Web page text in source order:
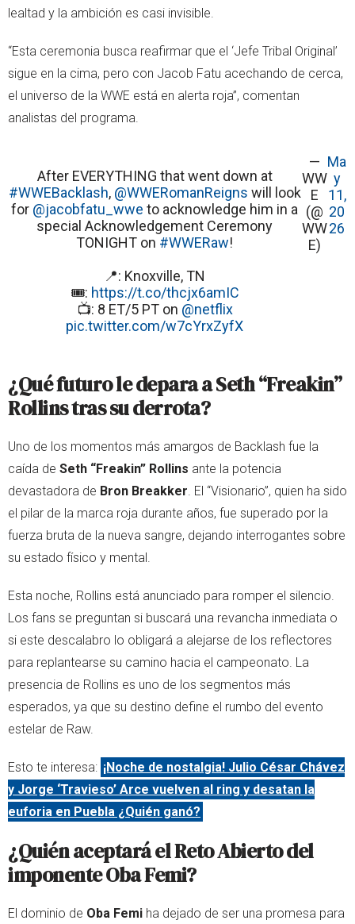
lealtad y la ambición es casi invisible.
“Esta ceremonia busca reafirmar que el ‘Jefe Tribal Original’
sigue en la cima, pero con Jacob Fatu acechando de cerca,
el universo de la WWE está en alerta roja”, comentan
analistas del programa.
After EVERYTHING that went down at
#WWEBacklash, @WWERomanReigns will look
for @jacobfatu_wwe to acknowledge him in a
special Acknowledgement Ceremony
TONIGHT on #WWERaw!
📍: Knoxville, TN
🎟️: https://t.co/thcjx6amIC
📺: 8 ET/5 PT on @netflix
pic.twitter.com/w7cYrxZyfX
—
WW
E
(@
WW
E)
Ma
y
11,
20
26
¿Qué futuro le depara a Seth “Freakin”
Rollins tras su derrota?
Uno de los momentos más amargos de Backlash fue la
caída de Seth “Freakin” Rollins ante la potencia
devastadora de Bron Breakker. El “Visionario”, quien ha sido
el pilar de la marca roja durante años, fue superado por la
fuerza bruta de la nueva sangre, dejando interrogantes sobre
su estado físico y mental.
Esta noche, Rollins está anunciado para romper el silencio.
Los fans se preguntan si buscará una revancha inmediata o
si este descalabro lo obligará a alejarse de los reflectores
para replantearse su camino hacia el campeonato. La
presencia de Rollins es uno de los segmentos más
esperados, ya que su destino define el rumbo del evento
estelar de Raw.
Esto te interesa: ¡Noche de nostalgia! Julio César Chávez
y Jorge ‘Travieso’ Arce vuelven al ring y desatan la
euforia en Puebla ¿Quién ganó?
¿Quién aceptará el Reto Abierto del
imponente Oba Femi?
El dominio de Oba Femi ha dejado de ser una promesa para